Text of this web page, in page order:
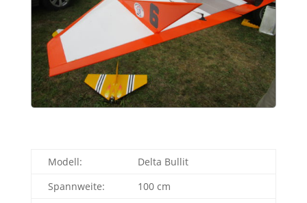
Modell:
Delta Bullit
Spannweite:
100 cm